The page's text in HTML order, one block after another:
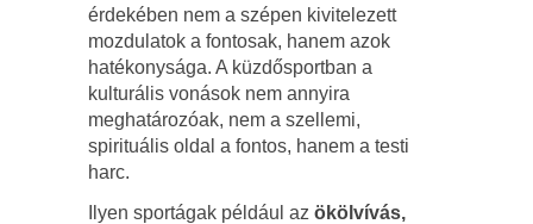
érdekében nem a szépen kivitelezett
mozdulatok a fontosak, hanem azok
hatékonysága. A küzdősportban a
kulturális vonások nem annyira
meghatározóak, nem a szellemi,
spirituális oldal a fontos, hanem a testi
harc.
Ilyen sportágak például az ökölvívás,